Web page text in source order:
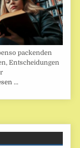
packenden
Entscheidungen
…